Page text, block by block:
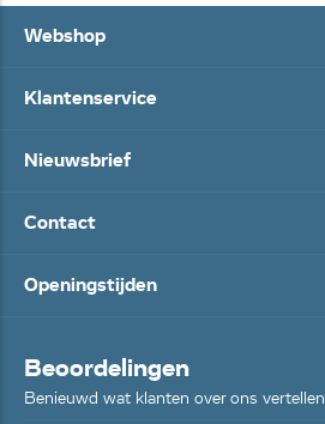
Webshop
Klantenservice
Nieuwsbrief
Contact
Openingstijden
Beoordelingen
Benieuwd wat klanten over ons vertellen